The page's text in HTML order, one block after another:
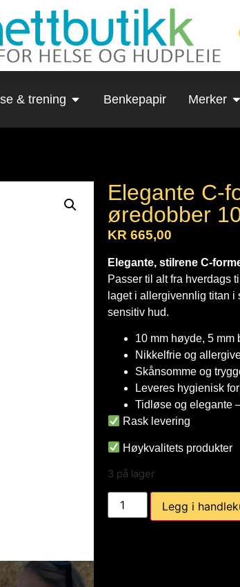
& trening Benkepapir Merker
Elegante C-
øredobber
KR 665,00
Elegante, stilrene C-
Passer til alt fra hverdags
laget i allergivennlig titan i
sensitiv hud.
10 mm høyde, 5 mm
Nikkelfrie og
Skånsomme og
Leveres hygienisk
Tidløse og elegante
Rask levering
Høykvalitets produkter
3 på lager
Legg i